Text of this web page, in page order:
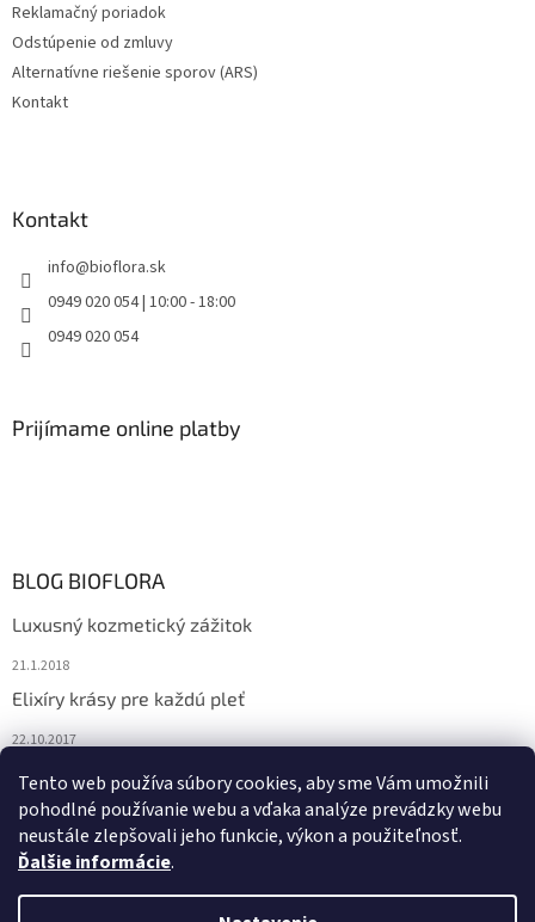
Tento web používa súbory cookies, aby sme Vám umožnili
pohodlné používanie webu a vďaka analýze prevádzky webu
neustále zlepšovali jeho funkcie, výkon a použiteľnosť.
Ďalšie informácie.
Reklamačný poriadok
Odstúpenie od zmluvy
Alternatívne riešenie sporov (ARS)
Kontakt
Kontakt
info@bioflora.sk
0949 020 054 | 10:00 - 18:00
0949 020 054
Prijímame online platby
BLOG BIOFLORA
Luxusný kozmetický zážitok
21.1.2018
Elixíry krásy pre každú pleť
22.10.2017
Spoznajte prírodnú kozmetiku Sante
10.10.2017